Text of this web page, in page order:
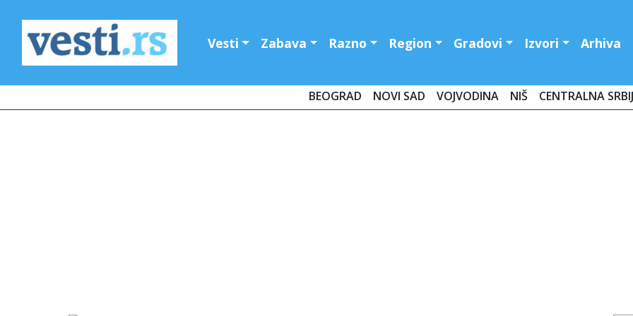
Vesti Zabava Razno Region Gradovi Izvori Arhiva
BEOGRAD NOVI SAD VOJVODINA NIŠ CENTRALNA